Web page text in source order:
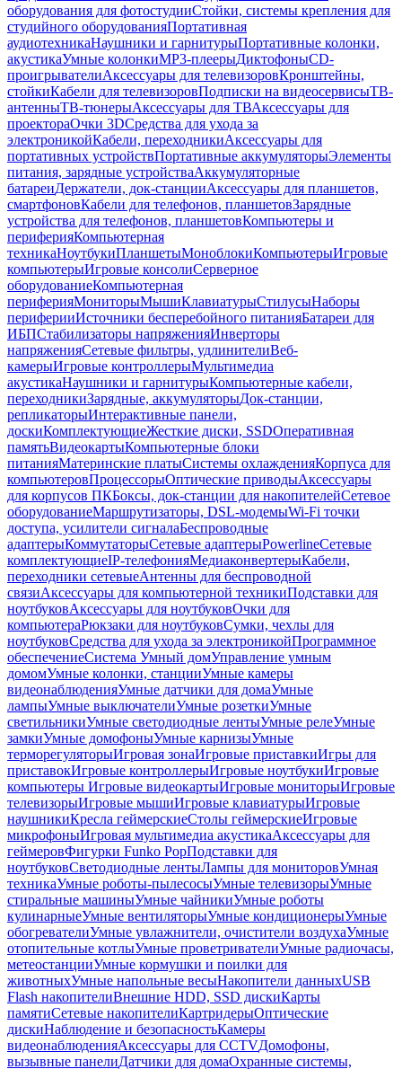
оборудования для фотостудииСтойки, системы крепления для
студийного оборудованияПортативная
аудиотехникаНаушники и гарнитурыПортативные колонки,
акустикаУмные колонкиMP3-плеерыДиктофоныCD-
проигрывателиАксессуары для телевизоровКронштейны,
стойкиКабели для телевизоровПодписки на видеосервисыТВ-
антенныТВ-тюнерыАксессуары для ТВАксессуары для
проектораОчки 3DСредства для ухода за
электроникойКабели, переходникиАксессуары для
портативных устройствПортативные аккумуляторыЭлементы
питания, зарядные устройстваАккумуляторные
батареиДержатели, док-станцииАксессуары для планшетов,
смартфоновКабели для телефонов, планшетовЗарядные
устройства для телефонов, планшетовКомпьютеры и
периферияКомпьютерная
техникаНоутбукиПланшетыМоноблокиКомпьютерыИгровые
компьютерыИгровые консолиСерверное
оборудованиеКомпьютерная
периферияМониторыМышиКлавиатурыСтилусыНаборы
периферииИсточники бесперебойного питанияБатареи для
ИБПСтабилизаторы напряженияИнверторы
напряженияСетевые фильтры, удлинителиВеб-
камерыИгровые контроллерыМультимедиа
акустикаНаушники и гарнитурыКомпьютерные кабели,
переходникиЗарядные, аккумуляторыДок-станции,
репликаторыИнтерактивные панели,
доскиКомплектующиеЖесткие диски, SSDОперативная
памятьВидеокартыКомпьютерные блоки
питанияМатеринские платыСистемы охлажденияКорпуса для
компьютеровПроцессорыОптические приводыАксессуары
для корпусов ПКБоксы, док-станции для накопителейСетевое
оборудованиеМаршрутизаторы, DSL-модемыWi-Fi точки
доступа, усилители сигналаБеспроводные
адаптерыКоммутаторыСетевые адаптерыPowerlineСетевые
комплектующиеIP-телефонияМедиаконвертерыКабели,
переходники сетевыеАнтенны для беспроводной
связиАксессуары для компьютерной техникиПодставки для
ноутбуковАксессуары для ноутбуковОчки для
компьютераРюкзаки для ноутбуковСумки, чехлы для
ноутбуковСредства для ухода за электроникойПрограммное
обеспечениеСистема Умный домУправление умным
домомУмные колонки, станцииУмные камеры
видеонаблюденияУмные датчики для домаУмные
лампыУмные выключателиУмные розеткиУмные
светильникиУмные светодиодные лентыУмные релеУмные
замкиУмные домофоныУмные карнизыУмные
терморегуляторыИгровая зонаИгровые приставкиИгры для
приставокИгровые контроллерыИгровые ноутбукиИгровые
компьютеры Игровые видеокартыИгровые мониторыИгровые
телевизорыИгровые мышиИгровые клавиатурыИгровые
наушникиКресла геймерскиеСтолы геймерскиеИгровые
микрофоныИгровая мультимедиа акустикаАксессуары для
геймеровФигурки Funko PopПодставки для
ноутбуковСветодиодные лентыЛампы для мониторовУмная
техникаУмные роботы-пылесосыУмные телевизорыУмные
стиральные машиныУмные чайникиУмные роботы
кулинарныеУмные вентиляторыУмные кондиционерыУмные
обогревателиУмные увлажнители, очистители воздухаУмные
отопительные котлыУмные проветривателиУмные радиочасы,
метеостанцииУмные кормушки и поилки для
животныхУмные напольные весыНакопители данныхUSB
Flash накопителиВнешние HDD, SSD дискиКарты
памятиСетевые накопителиКартридерыОптические
дискиНаблюдение и безопасностьКамеры
видеонаблюденияАксессуары для CCTVДомофоны,
вызывные панелиДатчики для домаОхранные системы,